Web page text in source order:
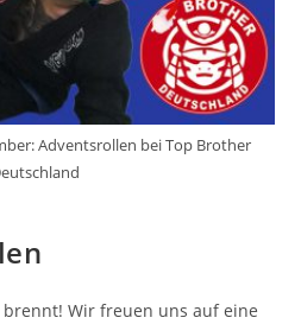
Adventsrollen bei Top Brother
Wir freuen uns auf eine